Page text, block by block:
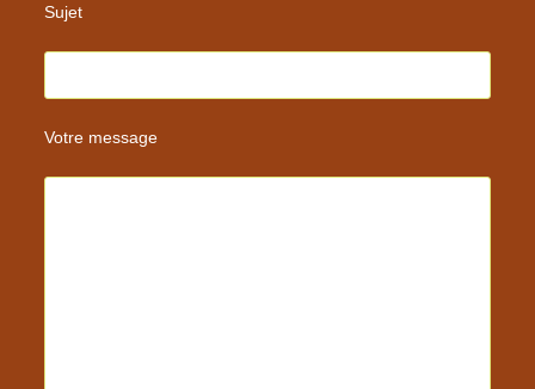
Sujet
Votre message